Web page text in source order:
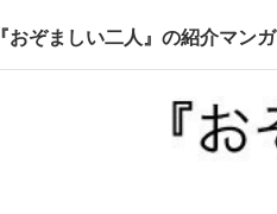
『おぞましい二人』の紹介マンガ